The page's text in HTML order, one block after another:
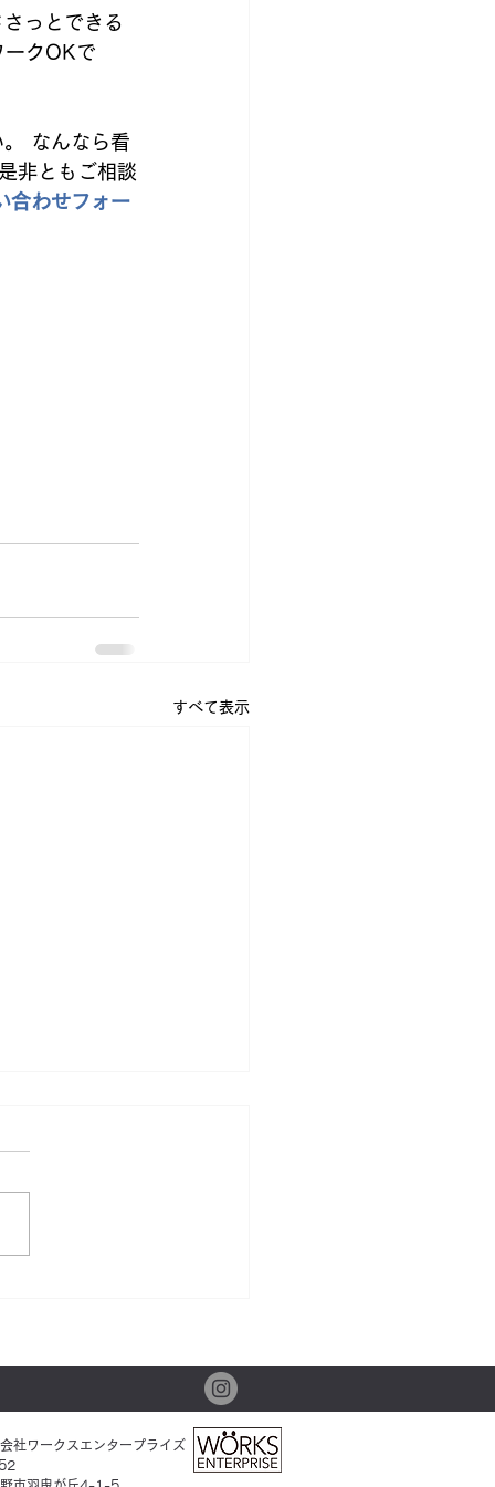
っとできる
クOKで
非ともご相談
合わせフォー
すべて表示
社ワークスエンタープライズ